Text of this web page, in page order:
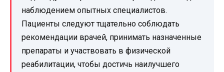
наблюдением опытных специалистов.
Пациенты следуют тщательно соблюдать
рекомендации врачей, принимать назначенные
препараты и участвовать в физической
реабилитации, чтобы достичь наилучшего